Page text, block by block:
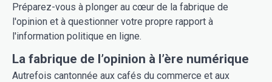
Préparez-vous à plonger au cœur de la fabrique de
l'opinion et à questionner votre propre rapport à
l'information politique en ligne.
La fabrique de l’opinion à l’ère numérique
Autrefois cantonnée aux cafés du commerce et aux